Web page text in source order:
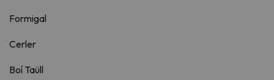
Formigal
Cerler
Boí Taüll